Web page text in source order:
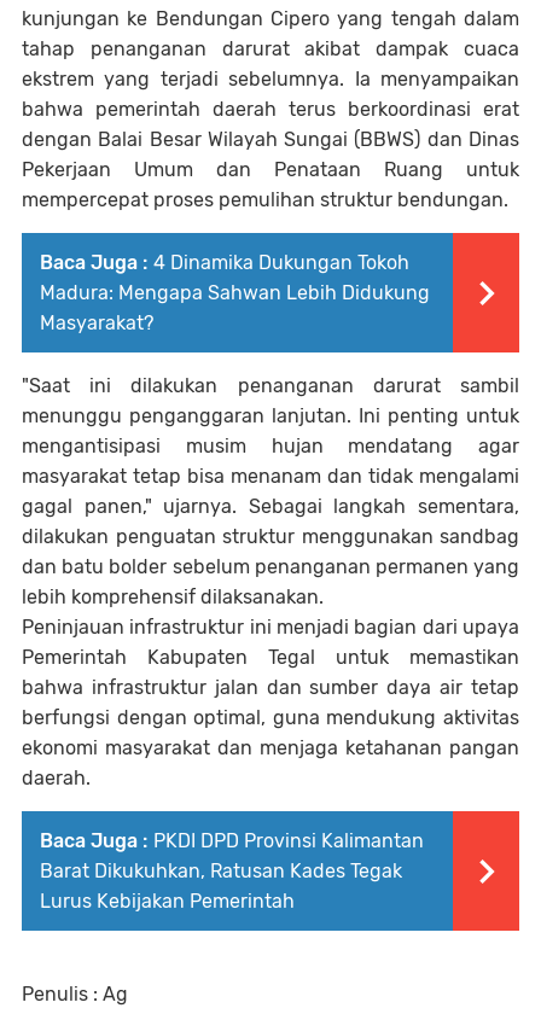
kunjungan ke Bendungan Cipero yang tengah dalam
tahap penanganan darurat akibat dampak cuaca
ekstrem yang terjadi sebelumnya. Ia menyampaikan
bahwa pemerintah daerah terus berkoordinasi erat
dengan Balai Besar Wilayah Sungai (BBWS) dan Dinas
Pekerjaan Umum dan Penataan Ruang untuk
mempercepat proses pemulihan struktur bendungan.
Baca Juga : 4 Dinamika Dukungan Tokoh
Madura: Mengapa Sahwan Lebih Didukung
Masyarakat?
"Saat ini dilakukan penanganan darurat sambil
menunggu penganggaran lanjutan. Ini penting untuk
mengantisipasi musim hujan mendatang agar
masyarakat tetap bisa menanam dan tidak mengalami
gagal panen," ujarnya. Sebagai langkah sementara,
dilakukan penguatan struktur menggunakan sandbag
dan batu bolder sebelum penanganan permanen yang
lebih komprehensif dilaksanakan.
Peninjauan infrastruktur ini menjadi bagian dari upaya
Pemerintah Kabupaten Tegal untuk memastikan
bahwa infrastruktur jalan dan sumber daya air tetap
berfungsi dengan optimal, guna mendukung aktivitas
ekonomi masyarakat dan menjaga ketahanan pangan
daerah.
Baca Juga : PKDI DPD Provinsi Kalimantan
Barat Dikukuhkan, Ratusan Kades Tegak
Lurus Kebijakan Pemerintah
Penulis : Ag